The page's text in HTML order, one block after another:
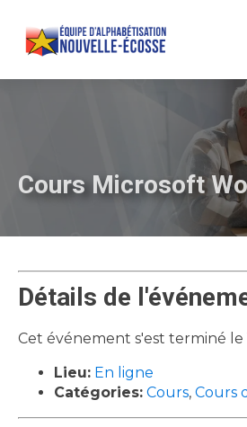
Cours Microsoft
Détails de
Cet événement s'est terminé le
Lieu: En ligne
Catégories: Cours, Cours